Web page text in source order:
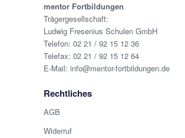
mentor Fortbildungen
Trägergesellschaft:
Ludwig Fresenius Schulen GmbH
Telefon: 02 21 / 92 15 12 36
Telefax: 02 21 / 92 15 12 64
E-Mail: info@mentor-fortbildungen.de
Rechtliches
AGB
Widerruf